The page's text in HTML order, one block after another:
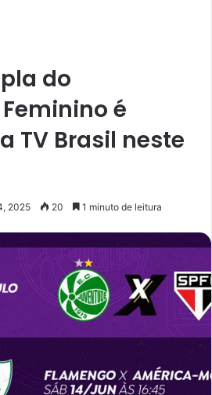
do
é
TV Brasil neste
2025 20 1 minuto de leitura